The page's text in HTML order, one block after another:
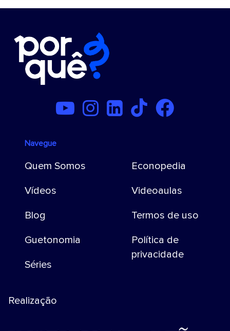
Navegue
Quem Somos
Vídeos
Blog
Guetonomia
Séries
Econopedia
Videoaulas
Termos de uso
Política de
privacidade
Realização